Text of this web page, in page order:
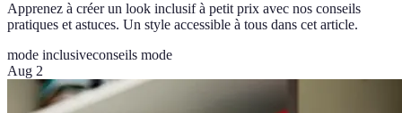
Apprenez à créer un look inclusif à petit prix avec nos conseils
pratiques et astuces. Un style accessible à tous dans cet article.
mode inclusiveconseils mode
Aug 2